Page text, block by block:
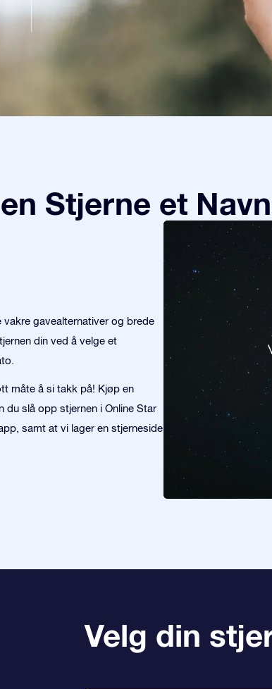
Stjerne et
vakre gavealternativer og brede
din ved å velge et
måte å si takk på! Kjøp en
du slå opp stjernen i Online Star
samt at vi lager en stjerneside
Velg din